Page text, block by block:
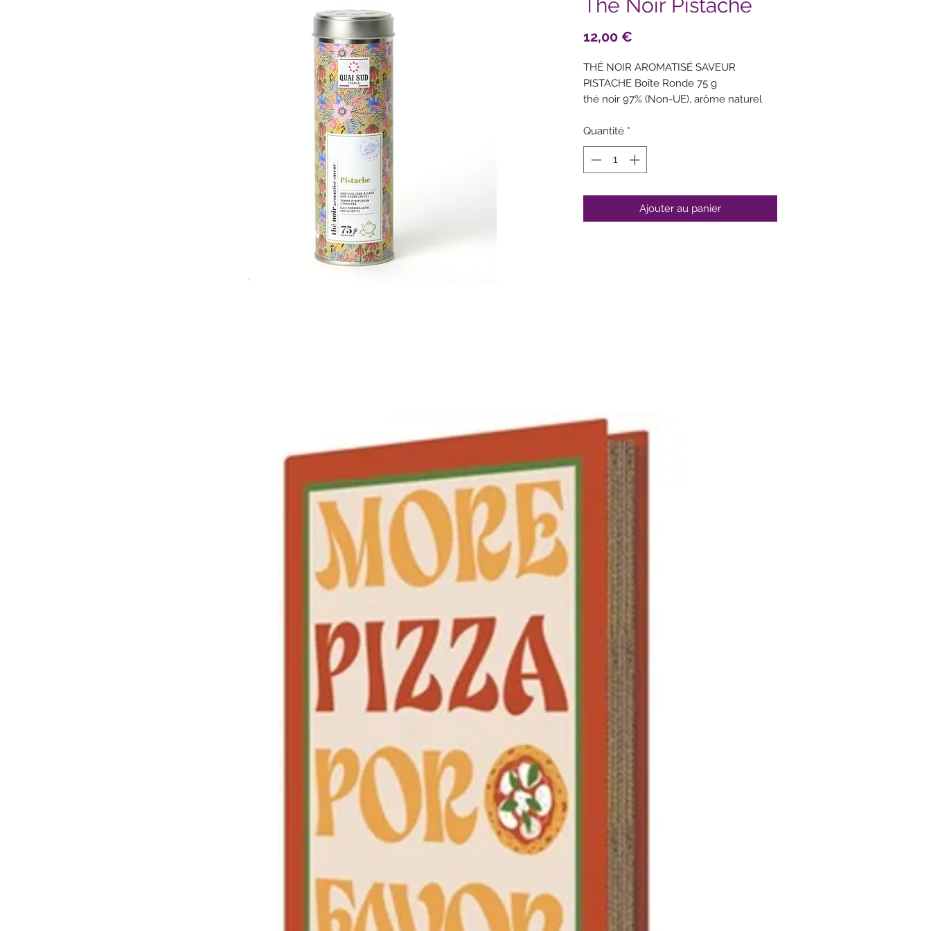
Thé Noir Pistache
12,00 €
THÉ NOIR AROMATISÉ SAVEUR
PISTACHE Boîte Ronde 75 g
thé noir 97% (Non-UE), arôme naturel
Traces possibles de fruits à coque, lait,
sésame, moutarde.
Quantité *
Ajouter au panier